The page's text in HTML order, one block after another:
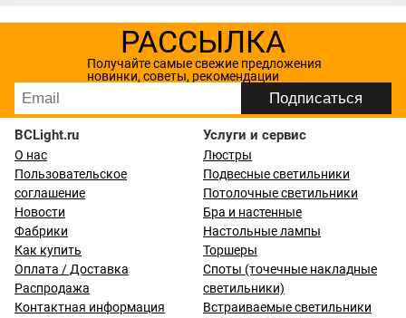
РАССЫЛКА
Получайте самые свежие предложения
новинки, советы, рекомендации
BCLight.ru
О нас
Пользовательское
соглашение
Новости
Фабрики
Как купить
Оплата / Доставка
Распродажа
Контактная информация
Услуги и сервис
Люстры
Подвесные светильники
Потолочные светильники
Бра и настенные
Настольные лампы
Торшеры
Споты (точечные накладные
светильники)
Встраиваемые светильники